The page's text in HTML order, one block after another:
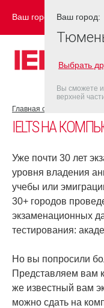
Ваш город: ТЮМЕНЬ
Главная страница
IELTS НА
Уже почти 30 лет
уровня владения
учебы или
30+ городов
экзаменационных
тестирования:
Но вы попросили
Представляем вам
же известный вам
можно сдать на
Ваш город:
Выбрать
Вы сможете
верхней